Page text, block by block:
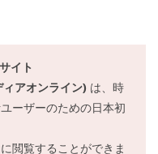
イト
アオンライン) は、時
ーザーのための日本初
閲覧することができま